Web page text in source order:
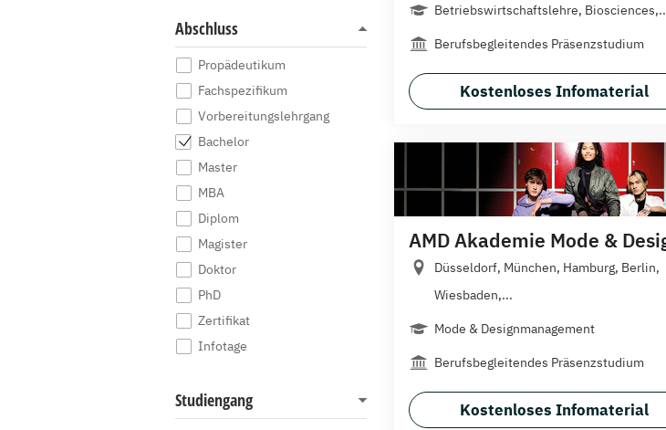
Abschluss
Propädeutikum
Fachspezifikum
Vorbereitungslehrgang
Bachelor
Master
MBA
Diplom
Magister
Doktor
PhD
Zertifikat
Infotage
Studiengang
Betriebswirtschaftslehre,
Berufsbegleitendes Präsenzstudium
Kostenloses Infomaterial
AMD Akademie Mode &
Düsseldorf, München, Hamburg, Berlin,
Wiesbaden,...
Mode & Designmanagement
Berufsbegleitendes Präsenzstudium
Kostenloses Infomaterial